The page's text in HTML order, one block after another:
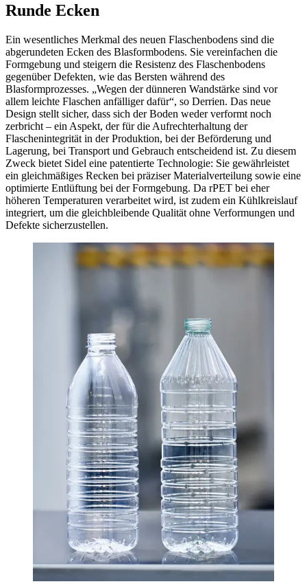
Runde Ecken
Ein wesentliches Merkmal des neuen Flaschenbodens sind die
abgerundeten Ecken des Blasformbodens. Sie vereinfachen die
Formgebung und steigern die Resistenz des Flaschenbodens
gegenüber Defekten, wie das Bersten während des
Blasformprozesses. „Wegen der dünneren Wandstärke sind vor
allem leichte Flaschen anfälliger dafür“, so Derrien. Das neue
Design stellt sicher, dass sich der Boden weder verformt noch
zerbricht – ein Aspekt, der für die Aufrechterhaltung der
Flaschenintegrität in der Produktion, bei der Beförderung und
Lagerung, bei Transport und Gebrauch entscheidend ist. Zu diesem
Zweck bietet Sidel eine patentierte Technologie: Sie gewährleistet
ein gleichmäßiges Recken bei präziser Materialverteilung sowie eine
optimierte Entlüftung bei der Formgebung. Da rPET bei eher
höheren Temperaturen verarbeitet wird, ist zudem ein Kühlkreislauf
integriert, um die gleichbleibende Qualität ohne Verformungen und
Defekte sicherzustellen.